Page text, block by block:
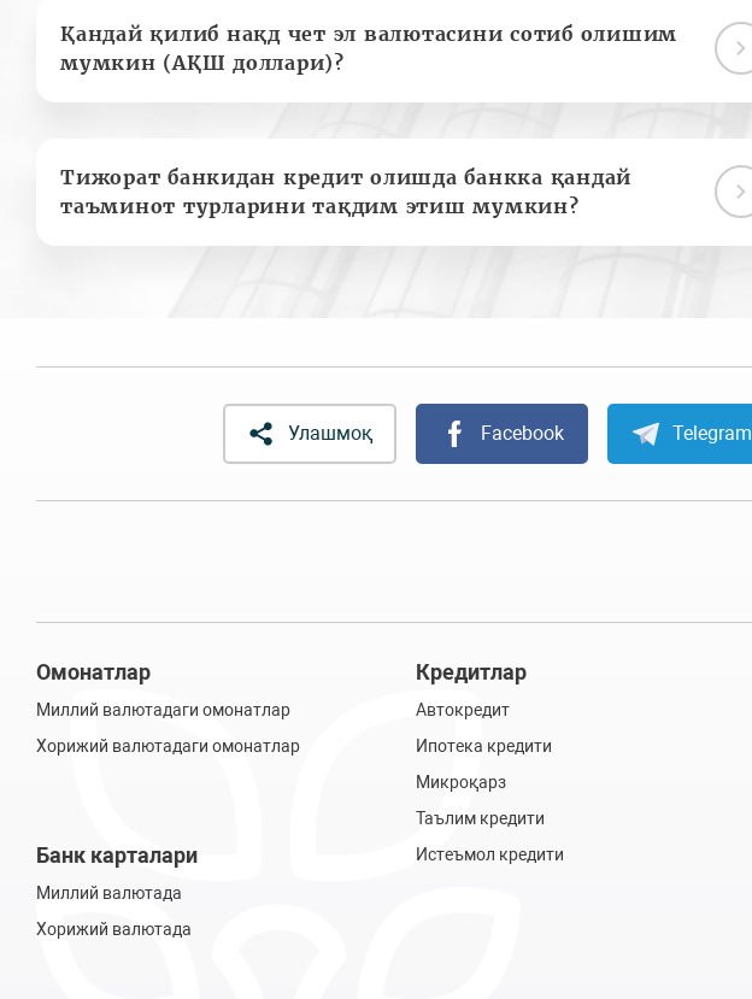
Қандай қилиб нақд чет эл валютасини сотиб олишим
мумкин (АҚШ доллари)?
Тижорат банкидан кредит олишда банкка қандай
таъминот турларини тақдим этиш мумкин?
Улашмоқ Facebook Telegram
Омонатлар
Миллий валютадаги омонатлар
Хорижий валютадаги омонатлар
Банк карталари
Миллий валютада
Хорижий валютада
Кредитлар
Автокредит
Ипотека кредити
Микроқарз
Таълим кредити
Истеъмол кредити